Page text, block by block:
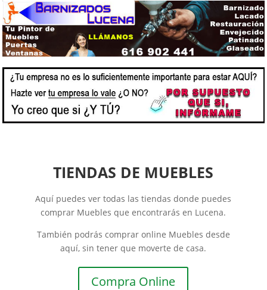
TIENDAS DE MUEBLES
Aquí puedes ver todas las tiendas donde puedes
comprar Muebles que encontrarás en Lucena.
También podrás comprar online Muebles desde
aquí, sin tener que moverte de casa.
Compra Online